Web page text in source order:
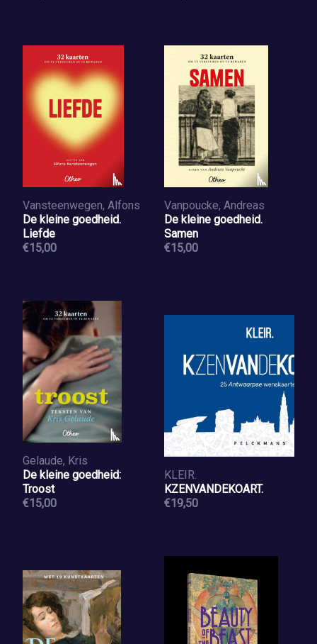
Vansteenwegen, Alfons
De kleine goedheid.
Liefde
€15,00
Vanpoucke, Andreas
De kleine goedheid.
Samen
€15,00
Gelaude, Kris
De kleine goedheid:
Troost
€15,00
KLEIR.
KZENVANDEKOART.
€19,50